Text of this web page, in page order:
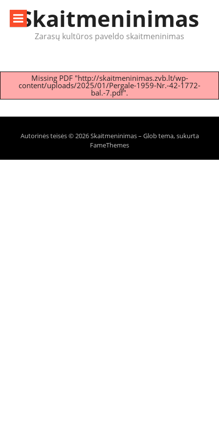
turinioSkaitmeninimas
Zarasų kultūros paveldo skaitmeninimas
Missing PDF "http://skaitmeninimas.zvb.lt/wp-
content/uploads/2025/01/Pergale-1959-Nr.-42-1772-
bal.-7.pdf".
Autorinės teisės © 2026 Skaitmeninimas– Glob tema, sukurta
FameThemes